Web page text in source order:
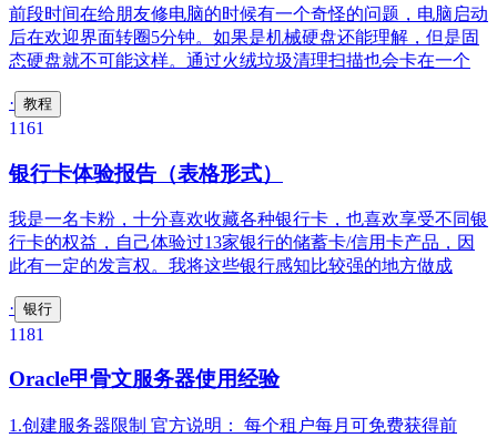
前段时间在给朋友修电脑的时候有一个奇怪的问题，电脑启动
后在欢迎界面转圈5分钟。如果是机械硬盘还能理解，但是固
态硬盘就不可能这样。通过火绒垃圾清理扫描也会卡在一个
· 教程
1161
银行卡体验报告（表格形式）
我是一名卡粉，十分喜欢收藏各种银行卡，也喜欢享受不同银
行卡的权益，自己体验过13家银行的储蓄卡/信用卡产品，因
此有一定的发言权。我将这些银行感知比较强的地方做成
· 银行
1181
Oracle甲骨文服务器使用经验
1.创建服务器限制 官方说明： 每个租户每月可免费获得前